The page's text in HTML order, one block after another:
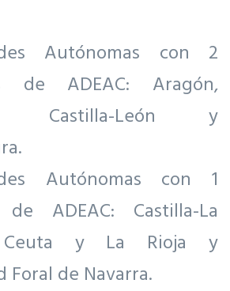
Autónomas con 2
de ADEAC: Aragón,
Castilla-León y
Autónomas con 1
ADEAC: Castilla-La
Ceuta y La Rioja y
Foral de Navarra.